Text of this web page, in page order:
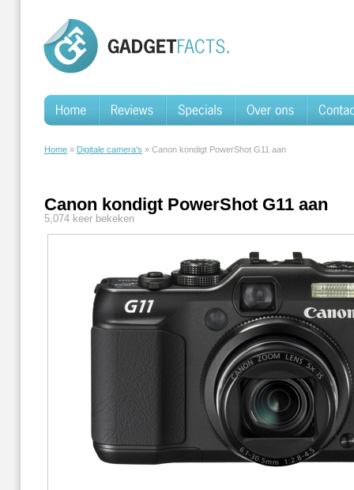
Home » Digitale camera's » Canon kondigt PowerShot G11 aan
Canon kondigt PowerShot G11 aan
5,074 keer bekeken